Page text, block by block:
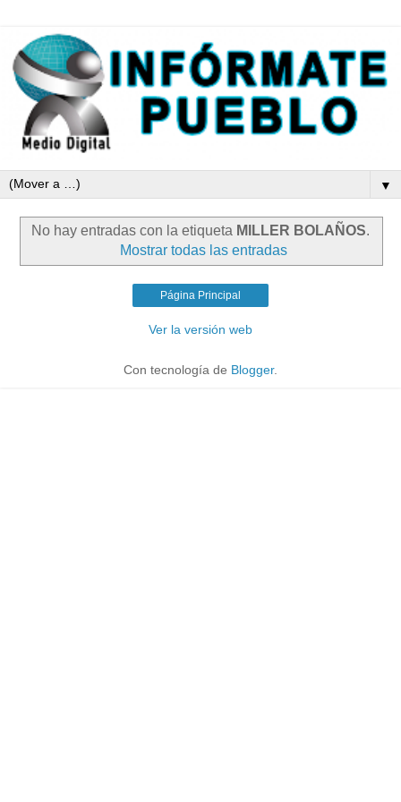
▼
No hay entradas con la etiqueta MILLER BOLAÑOS.
Mostrar todas las entradas
Página Principal
Ver la versión web
Con tecnología de Blogger.